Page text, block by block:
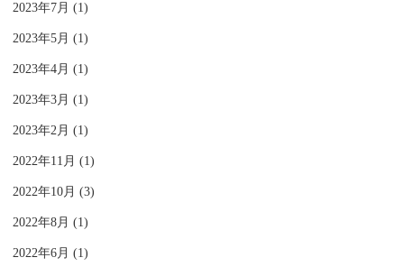
2023年7月 (1)
2023年5月 (1)
2023年4月 (1)
2023年3月 (1)
2023年2月 (1)
2022年11月 (1)
2022年10月 (3)
2022年8月 (1)
2022年6月 (1)